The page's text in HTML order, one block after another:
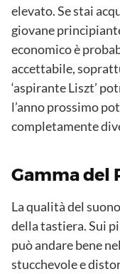
elevato. Se stai
giovane
economico è
accettabile,
‘aspirante Liszt’
l’anno prossimo
completamente
Gamma del
La qualità del
della tastiera. Sui
può andare bene
stucchevole e